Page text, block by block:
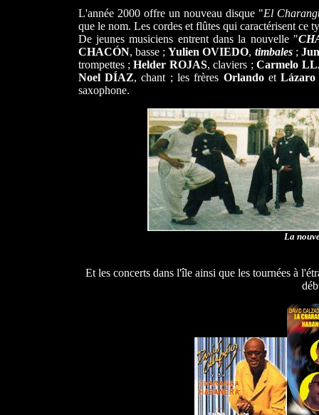
L'année 2000 offre un nouveau disque "El
que le nom. Les cordes et flûtes qui caractérisent ce
De jeunes musiciens entrent dans la nouvelle "
CHACÓN, basse ;Yulien OVIEDO, timbales;
trompettes ;Helder ROJAS, claviers ;Carmelo
Noel DÍAZ, chant ; les frères Orlandoet
saxophone.
La
Et les concerts dans l'île ainsi que les tournées à